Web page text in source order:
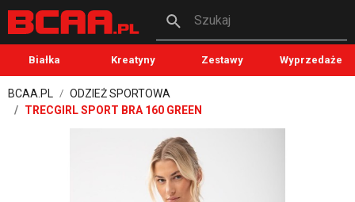
Szukaj
Białka Kreatyny Zestawy Wyprzedaże
BCAA.PL
ODZIEŻ SPORTOWA
TRECGIRL SPORT BRA 160 GREEN